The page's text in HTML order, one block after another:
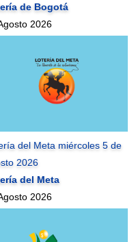
de Bogotá
2026
del Meta miércoles 5 de
2026
del Meta
2026